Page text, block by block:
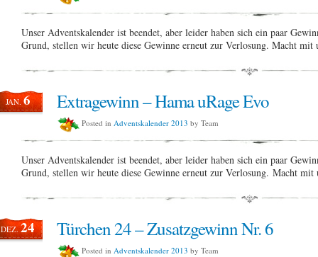
Unser Adventskalender ist beendet, aber leider haben sich ein paar
Grund, stellen wir heute diese Gewinne erneut zur Verlosung. Macht
JAN.6 Extragewinn – Hama uRage Evo
Posted in Adventskalender 2013 by Team
Unser Adventskalender ist beendet, aber leider haben sich ein paar
Grund, stellen wir heute diese Gewinne erneut zur Verlosung. Macht
DEZ.24 Türchen 24 – Zusatzgewinn Nr. 6
Posted in Adventskalender 2013 by Team